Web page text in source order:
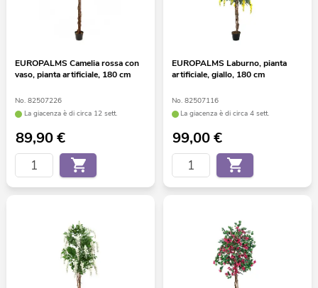
EUROPALMS Camelia rossa con
vaso, pianta artificiale, 180 cm
No. 82507226
La giacenza è di circa 12 sett.
89,90€
EUROPALMS Laburno, pianta
artificiale, giallo, 180 cm
No. 82507116
La giacenza è di circa 4 sett.
99,00€